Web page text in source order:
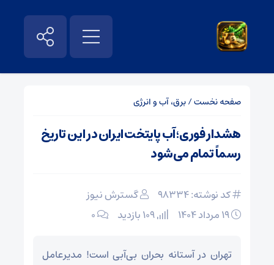
صفحه نخست/برق، آب و انرژی
هشدار فوری؛ آب پایتخت ایران در این تاریخ
رسماً تمام می‌شود
کد نوشته: 98334
گسترش نیوز
۰
تهران در آستانه بحران بی‌آبی است! مدیرعامل